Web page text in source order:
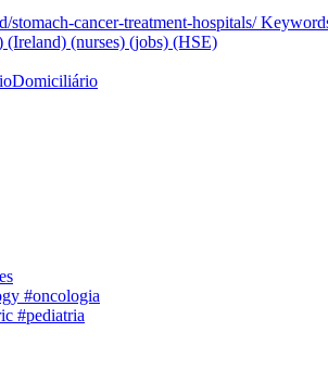
stomach-cancer-treatment-hospitals/
(Ireland) (nurses) (jobs) (HSE)
#oncologia
#pediatria